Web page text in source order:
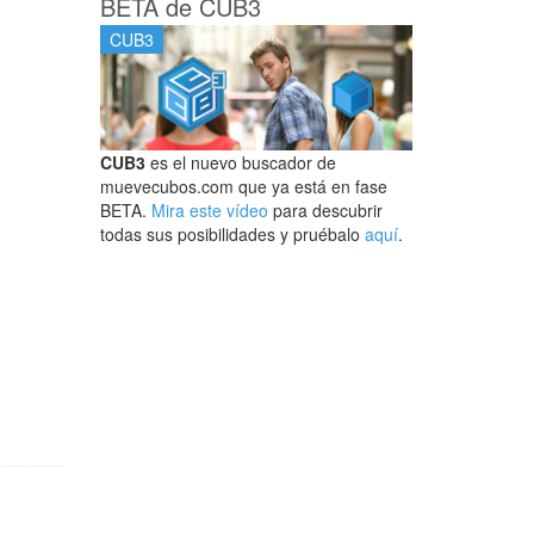
CUB3
CUB3es el nuevo buscador de
muevecubos.com que ya está en fase
BETA. Mira este vídeo para descubrir
todas sus posibilidades y pruébalo aquí.